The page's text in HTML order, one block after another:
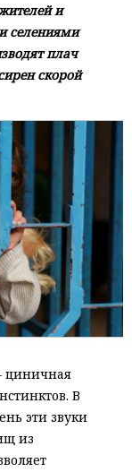
и
селениями
плач
скорой
циничная
В
эти звуки
из